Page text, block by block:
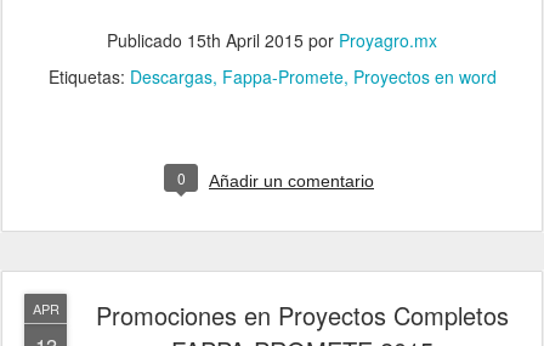
Publicado 15th April 2015 por Proyagro.mx
Etiquetas: Descargas Fappa-Promete Proyectos en word
0 Añadir un comentario
APR
Promociones en Proyectos Completos